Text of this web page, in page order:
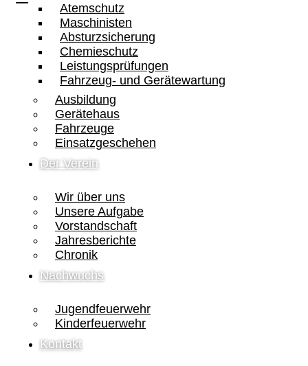
Atemschutz
Maschinisten
Absturzsicherung
Chemieschutz
Leistungsprüfungen
Fahrzeug- und Gerätewartung
Ausbildung
Gerätehaus
Fahrzeuge
Einsatzgeschehen
Der Verein
Wir über uns
Unsere Aufgabe
Vorstandschaft
Jahresberichte
Chronik
Nachwuchs
Jugendfeuerwehr
Kinderfeuerwehr
Kontakt